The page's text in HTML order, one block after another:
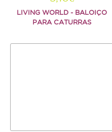
LIVING WORLD - BALOIÇO
PARA CATURRAS